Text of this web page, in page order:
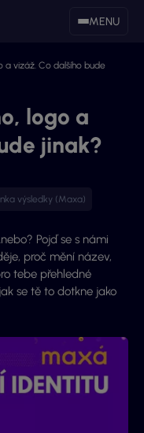
MENU
a vizáž. Co dalšího bude
logo a
jinak?
výsledky (Maxa)
Pojď se s námi
proč mění název,
tebe přehledné
se tě to dotkne jako